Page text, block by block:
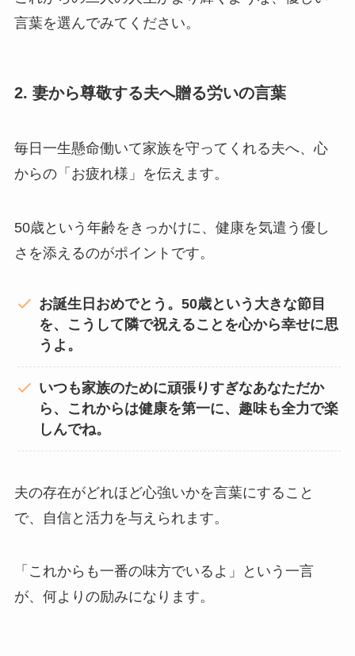
言葉を選んでみてください。
2. 妻から尊敬する夫へ贈る労いの言葉
毎日一生懸命働いて家族を守ってくれる夫へ、心
からの「お疲れ様」を伝えます。
50歳という年齢をきっかけに、健康を気遣う優し
さを添えるのがポイントです。
お誕生日おめでとう。50歳という大きな節目
を、こうして隣で祝えることを心から幸せに思
うよ。
いつも家族のために頑張りすぎなあなただか
ら、これからは健康を第一に、趣味も全力で楽
しんでね。
夫の存在がどれほど心強いかを言葉にすること
で、自信と活力を与えられます。
「これからも一番の味方でいるよ」という一言
が、何よりの励みになります。